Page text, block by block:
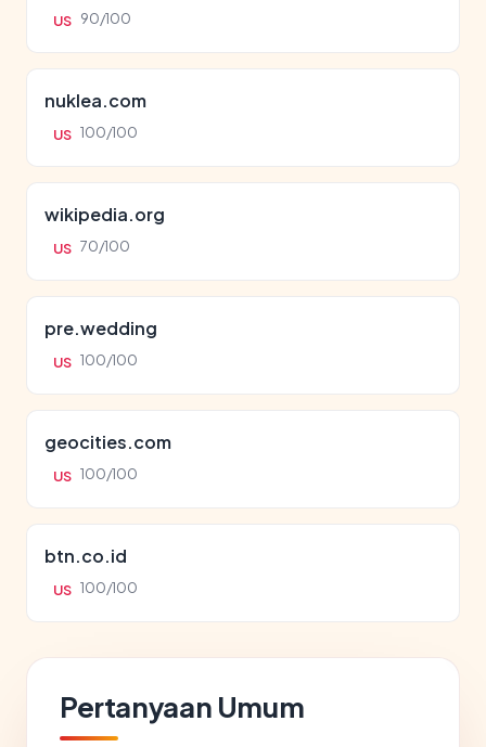
US 90/100
nuklea.com
US 100/100
wikipedia.org
US 70/100
pre.wedding
US 100/100
geocities.com
US 100/100
btn.co.id
US 100/100
Pertanyaan Umum